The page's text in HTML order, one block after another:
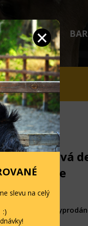
SLEVY
Podsedlová
royal blue
Kód: 250-300
Momentálně
slevu na celý
:)